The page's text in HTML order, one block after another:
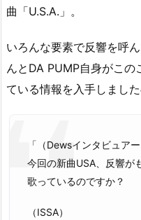
曲「U.S.A.」。
いろんな要素で反響を呼
んとDA PUMP自身がこの
ている情報を入手しまし
「（Dewsインタビュアー
今回の新曲USA、反響が
歌っているのですか？
（ISSA）